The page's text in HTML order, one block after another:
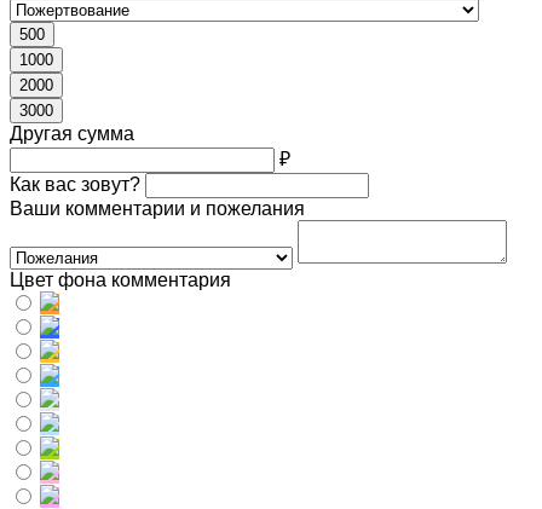
500
1000
2000
3000
Другая сумма
₽
Как вас зовут?
Ваши комментарии и пожелания
Цвет фона комментария